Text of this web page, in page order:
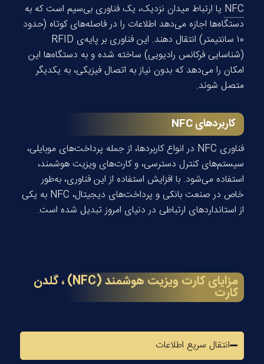
NFC یا ارتباط میدان نزدیک، یک فناوری بی‌سیم است که به
دستگاه‌ها اجازه می‌دهد اطلاعات را در فاصله‌های کوتاه (حدود
۱۰ سانتیمتر) انتقال دهند. این فناوری بر پایه‌ی RFID
(شناسایی فرکانس رادیویی) ساخته شده و به دستگاه‌ها این
امکان را می‌دهد که بدون نیاز به اتصال فیزیکی، به یکدیگر
متصل شوند.
کاربردهای
فناوری NFC در انواع کاربردها، از جمله پرداخت‌های موبایلی،
سیستم‌های کنترل دسترسی، و کارت‌های ویزیت هوشمند،
استفاده می‌شود. با افزایش استفاده از این فناوری، به‌طور
خاص در صنعت بانکی و پرداخت‌های دیجیتال، NFC به یکی
از استانداردهای ارتباطی در دنیای امروز تبدیل شده است.
مزایای کارت ویزیت هوشمند (NFC) ، گلدن
کارت
انتقال سریع اطلاعات